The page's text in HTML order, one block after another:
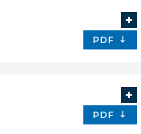
PDF
PDF